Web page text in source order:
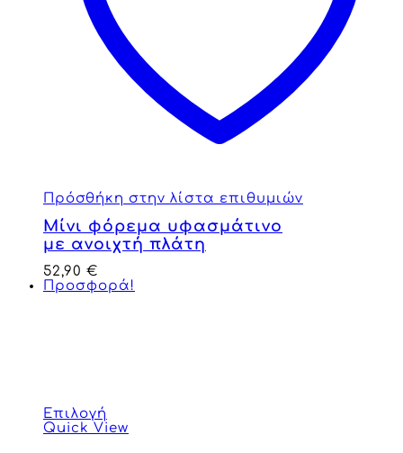
Πρόσθήκη στην λίστα επιθυμιών
Μίνι φόρεμα υφασμάτινο
με ανοιχτή πλάτη
52,90 €
Προσφορά!
Επιλογή
Quick View